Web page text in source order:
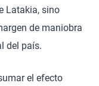
Latakia, sino
de maniobra
del país.
el efecto